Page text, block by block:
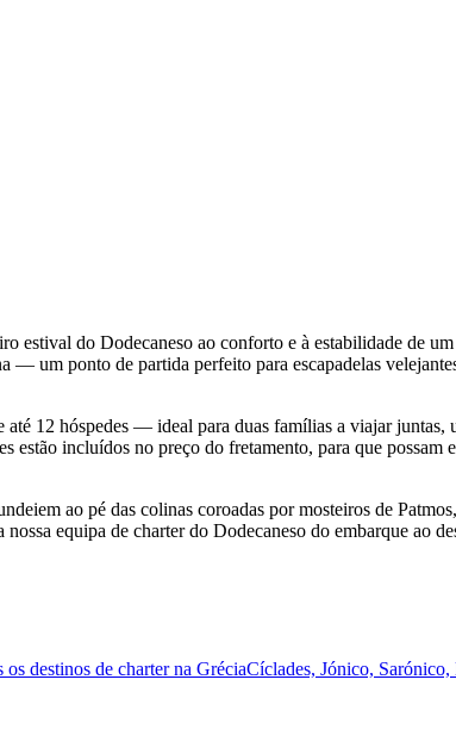
do Dodecaneso ao conforto e à estabilidade de
um ponto de partida perfeito para escapadelas
12 hóspedes — ideal para duas famílias a viajar
estão incluídos no preço do fretamento, para que possam
ao pé das colinas coroadas por mosteiros de
equipa de charter do Dodecaneso do embarque ao
os destinos de charter na GréciaCíclades, Jónico, Sarónico,